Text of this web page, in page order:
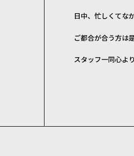
日中、忙しくてな
ご都合が合う方は
スタッフ一同心よ